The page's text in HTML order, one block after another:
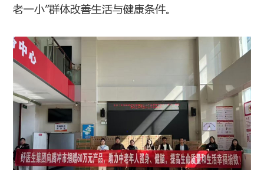
老一小”群体改善生活与健康条件。